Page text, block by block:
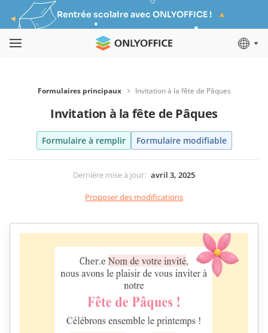
Rentrée scolaire avec ONLYOFFICE !
Formulaires principaux Invitation à la fête de Pâques
Invitation à la fête de Pâques
Formulaire à remplir Formulaire modifiable
Dernière mise à jour: avril 3, 2025
Proposer des modifications